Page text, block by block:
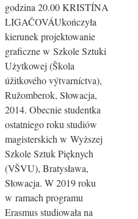
godzina 20.00 KRISTÍNA
LIGAČOVÁUkończyła
kierunek projektowanie
graficzne w Szkole Sztuki
Użytkowej (Škola
úžitkového výtvarníctva),
Ružomberok, Słowacja,
2014. Obecnie studentka
ostatniego roku studiów
magisterskich w Wyższej
Szkole Sztuk Pięknych
(VŠVU), Bratysława,
Słowacja. W 2019 roku
w ramach programu
Erasmus studiowała na